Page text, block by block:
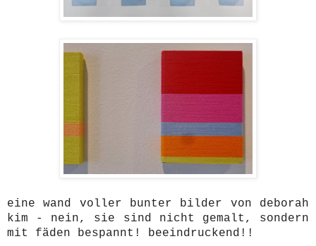
eine wand voller bunter bilder von deborah
kim - nein, sie sind nicht gemalt, sondern
mit fäden bespannt! beeindruckend!!